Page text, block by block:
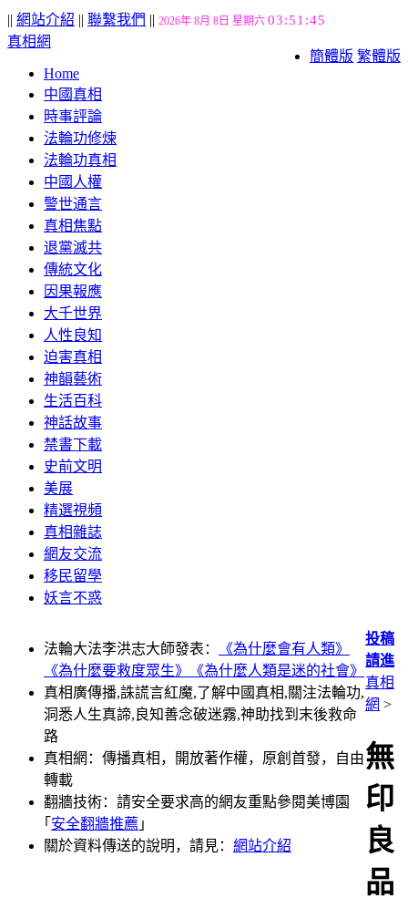
|| 網站介紹 || 聯繫我們 || 2026年 8月 8日 星期六 03:51:45
簡體版 繁體版
真相網
Home
中國真相
時事評論
法輪功修煉
法輪功真相
中國人權
警世通言
真相焦點
退黨滅共
傳統文化
因果報應
大千世界
人性良知
迫害真相
神韻藝術
生活百科
神話故事
禁書下載
史前文明
美展
精選視頻
真相雜誌
網友交流
移民留學
妖言不惑
法輪大法李洪志大師發表：
《為什麼會有人類》
《為什麼要救度眾生》
《為什麼人類是迷的社會》
真相廣傳播,誅謊言紅魔,了解中國真相,關注法輪功,
洞悉人生真諦,良知善念破迷霧,神助找到末後救命
路
真相網：傳播真相，開放著作權，原創首發，自由
轉載
翻牆技術：請安全要求高的網友重點參閱美博園
｢ 安全翻牆推薦 ｣
關於資料傳送的說明，請見： 網站介紹
投稿
請進
真相
網 >
無
印
良
品